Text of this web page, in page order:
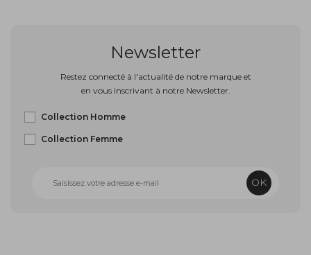
Newsletter
Restez connecté à l'actualité de notre marque et
en vous inscrivant à notre Newsletter.
Collection Homme
Collection Femme
OK